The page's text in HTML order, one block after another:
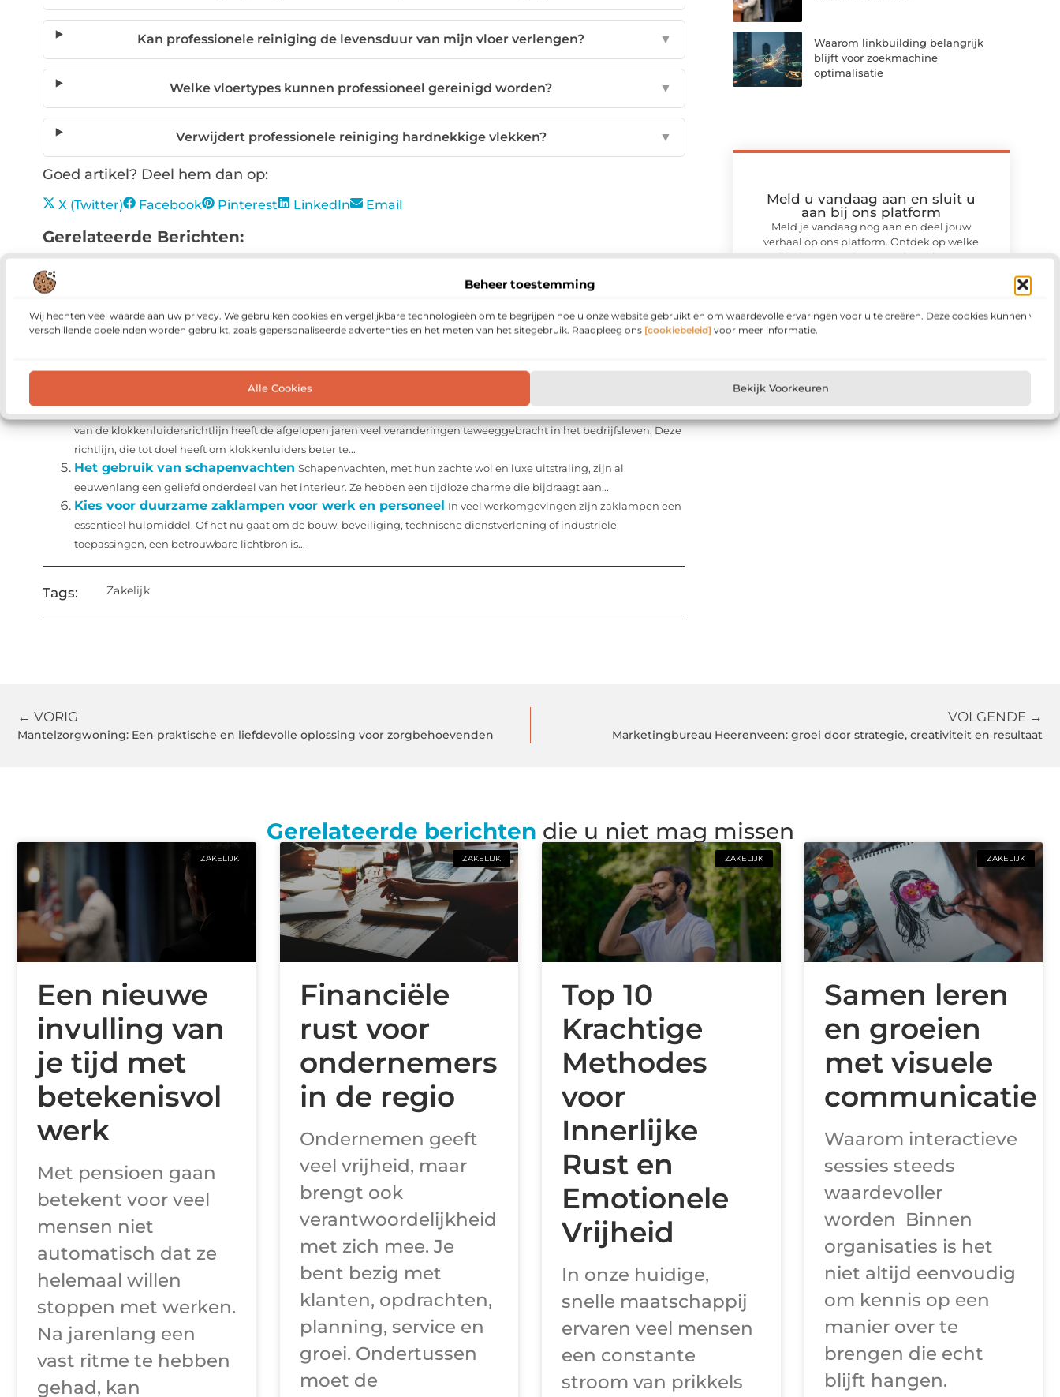
Beheer toestemming
Wij hechten veel waarde aan uw privacy. We gebruiken cookies en vergelijkbare technologieën om te begrijpen hoe u onze website gebruikt en om waardevolle ervaringen voor u te creëren. Deze cookies kunnen voor
verschillende doeleinden worden gebruikt, zoals gepersonaliseerde advertenties en het meten van het sitegebruik. Raadpleeg ons [cookiebeleid] voor meer informatie.
Alle Cookies Bekijk Voorkeuren
Kan professionele reiniging de levensduur van mijn vloer verlengen? ▼
Welke vloertypes kunnen professioneel gereinigd worden? ▼
Verwijdert professionele reiniging hardnekkige vlekken? ▼
Goed artikel? Deel hem dan op:
X (Twitter) Facebook Pinterest LinkedIn Email
Gerelateerde Berichten:
Tips voor duurzaam ondernemen Duurzaamheid gaat over het vervullen van de behoeften van het heden
zonder de mogelijkheid van toekomstige generaties om in hun behoeften te voorzien in gevaar...
Investering Waard is Als het gaat om relatiegeschenken, is het creëren van een blijvende indruk van cruciaal
belang. En wat is een betere manier om dat te doen...
een steeds grotere zorg is, is het voor bedrijven van groot belang om de juiste inbraakbeveiligingsmaatregelen te
De impact van de klokkenluidersrichtlijn op bedrijven en klokkenluiderssoftware De invoering
van de klokkenluidersrichtlijn heeft de afgelopen jaren veel veranderingen teweeggebracht in het bedrijfsleven. Deze
richtlijn, die tot doel heeft om klokkenluiders beter te...
Het gebruik van schapenvachten Schapenvachten, met hun zachte wol en luxe uitstraling, zijn al
eeuwenlang een geliefd onderdeel van het interieur. Ze hebben een tijdloze charme die bijdraagt aan...
Kies voor duurzame zaklampen voor werk en personeel In veel werkomgevingen zijn zaklampen een
essentieel hulpmiddel. Of het nu gaat om de bouw, beveiliging, technische dienstverlening of industriële
toepassingen, een betrouwbare lichtbron is...
Tags: Zakelijk
Waarom linkbuilding belangrijk
blijft voor zoekmachine
optimalisatie
Meld u vandaag aan en sluit u
aan bij ons platform
Meld je vandaag nog aan en deel jouw
verhaal op ons platform. Ontdek op welke
wijze jouw ervaringen anderen kunnen
← VORIG
Mantelzorgwoning: Een praktische en liefdevolle oplossing voor zorgbehoevenden
VOLGENDE →
Marketingbureau Heerenveen: groei door strategie, creativiteit en resultaat
Gerelateerde berichten die u niet mag missen
ZAKELIJK
Een nieuwe
invulling van
je tijd met
betekenisvol
werk
Met pensioen gaan
betekent voor veel
mensen niet
automatisch dat ze
helemaal willen
stoppen met werken.
Na jarenlang een
vast ritme te hebben
gehad, kan
ZAKELIJK
Financiële
rust voor
ondernemers
in de regio
Ondernemen geeft
veel vrijheid, maar
brengt ook
verantwoordelijkheid
met zich mee. Je
bent bezig met
klanten, opdrachten,
planning, service en
groei. Ondertussen
moet de
ZAKELIJK
Top 10
Krachtige
Methodes
voor
Innerlijke
Rust en
Emotionele
Vrijheid
In onze huidige,
snelle maatschappij
ervaren veel mensen
een constante
stroom van prikkels
ZAKELIJK
Samen leren
en groeien
met visuele
communicatie
Waarom interactieve
sessies steeds
waardevoller
worden Binnen
organisaties is het
niet altijd eenvoudig
om kennis op een
manier over te
brengen die echt
blijft hangen.